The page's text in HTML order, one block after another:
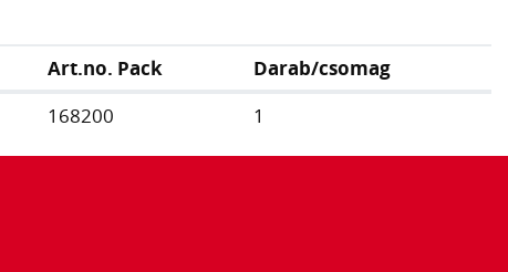
Art.no. Pack
Darab/csomag
168200 1